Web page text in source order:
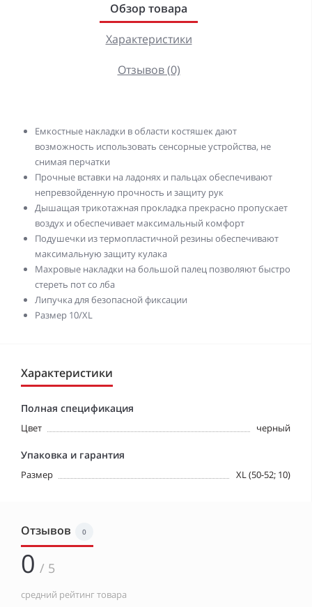
Обзор товара
Характеристики
Отзывов (0)
Емкостные накладки в области костяшек дают
возможность использовать сенсорные устройства, не
снимая перчатки
Прочные вставки на ладонях и пальцах обеспечивают
непревзойденную прочность и защиту рук
Дышащая трикотажная прокладка прекрасно пропускает
воздух и обеспечивает максимальный комфорт
Подушечки из термопластичной резины обеспечивают
максимальную защиту кулака
Махровые накладки на большой палец позволяют быстро
стереть пот со лба
Липучка для безопасной фиксации
Размер 10/XL
Характеристики
Полная спецификация
Цвет черный
Упаковка и гарантия
Размер XL (50-52; 10)
Отзывов 0
0 / 5
средний рейтинг товара